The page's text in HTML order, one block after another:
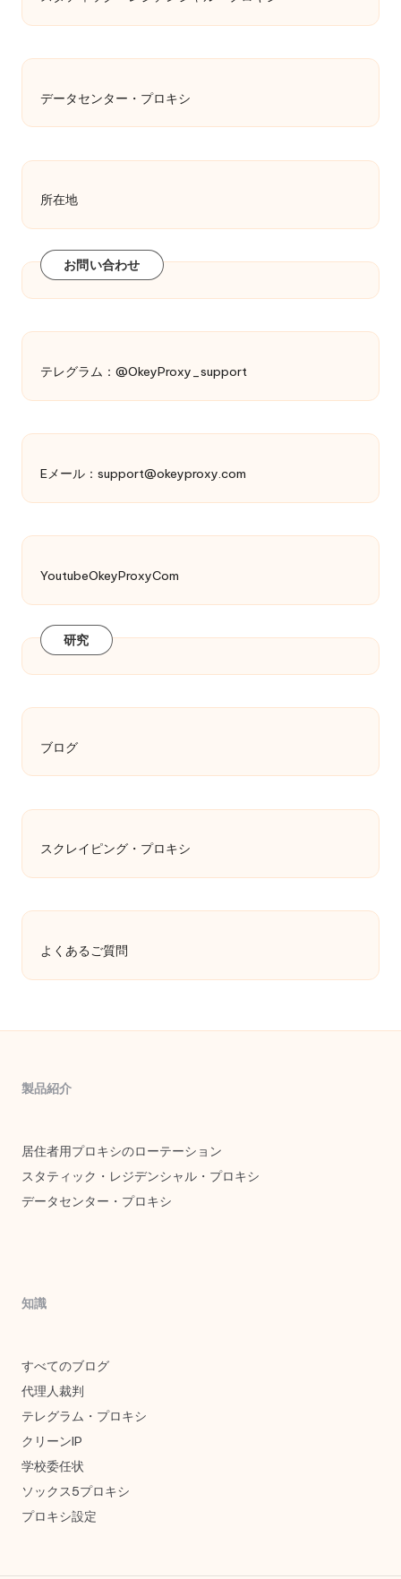
データセンター・プロキシ
所在地
お問い合わせ
テレグラム：@OkeyProxy_support
Eメール： support@okeyproxy.com
YoutubeOkeyProxyCom
研究
ブログ
スクレイピング・プロキシ
よくあるご質問
製品紹介
居住者用プロキシのローテーション
スタティック・レジデンシャル・プロキシ
データセンター・プロキシ
知識
すべてのブログ
代理人裁判
テレグラム・プロキシ
クリーンIP
学校委任状
ソックス5プロキシ
プロキシ設定